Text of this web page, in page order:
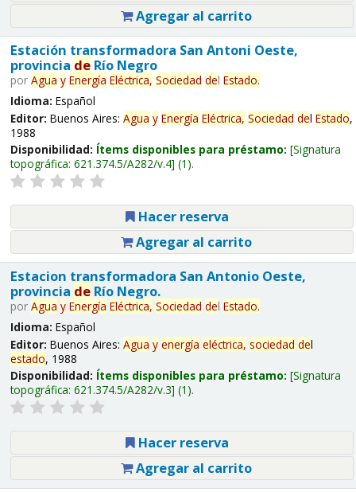
Agregar al carrito
Estación transformadora San Antoni Oeste,
provincia deRío Negro
por Agua y Energía Eléctrica, Sociedad del Estado.
Idioma: Español
Editor: Buenos Aires: Agua y Energía Eléctrica, Sociedad del Estado,
1988
Disponibilidad: Ítems disponibles para préstamo: Signatura
topográfica: 621.374.5/A282/v.4 (1).
Hacer reserva
Agregar al carrito
Estacion transformadora San Antonio Oeste,
provincia deRío Negro.
por Agua y Energía Eléctrica, Sociedad del Estado.
Idioma: Español
Editor: Buenos Aires: Agua y energía eléctrica, sociedad del
estado, 1988
Disponibilidad: Ítems disponibles para préstamo: Signatura
topográfica: 621.374.5/A282/v.3 (1).
Hacer reserva
Agregar al carrito